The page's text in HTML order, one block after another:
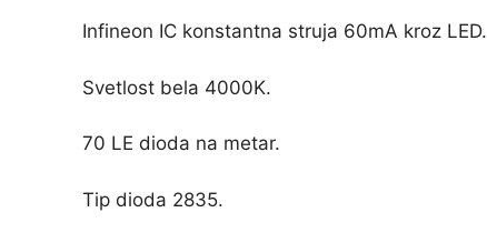
Infineon IC konstantna struja 60mA kroz LED.
Svetlost bela 4000K.
70 LE dioda na metar.
Tip dioda 2835.